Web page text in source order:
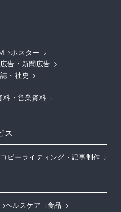
ポスター
告・新聞広告
・社史
料・営業資料
ス
コピーライティング・記事制作
ヘルスケア
食品